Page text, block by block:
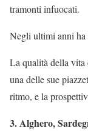
tramonti infuocati.
Negli ultimi anni ha
La qualità della vita
una delle sue
ritmo, e la
3. Alghero,